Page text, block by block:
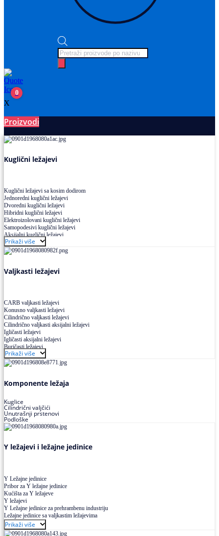
Products
search
0
X
Proizvodi
Kuglični ležajevi
Kuglični ležajevi sa kosim dodirom
Jednoredni kuglični ležajevi
Dvoredni kuglični ležajevi
Hibridni kuglični ležajevi
Elektroizolovani kuglični ležajevi
Samopodesivi kuglični ležajevi
Aksijalni kuglični ležajevi
Kuglični ležajevi od nerđajućeg čelika
Prikaži više
Valjkasti ležajevi
CARB valjkasti ležajevi
Konusno valjkasti ležajevi
Cilindrično valjkasti ležajevi
Cilindrično valjkasti aksijalni ležajevi
Igličasti ležajevi
Igličasti aksijalni ležajevi
Buričasti ležajevi
Buričasti zaptiveni ležajevi
Buričasti aksijalni ležajevi
Prikaži više
Komponente ležaja
Kuglice
Cilindrični valjčići
Unutrašnji prstenovi
Podloške
Y ležajevi i ležajne jedinice
Y Ležajne jedinice
Pribor za Y ležajne jedinice
Kućišta za Y ležajeve
Y ležajevi
Y Ležajne jedinice za prehrambenu industriju
Ležajne jedinice sa valjkastim ležajevima
Prikaži više